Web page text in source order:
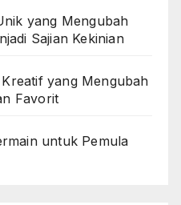
yang Mengubah
Sajian Kekinian
yang Mengubah
Favorit
untuk Pemula